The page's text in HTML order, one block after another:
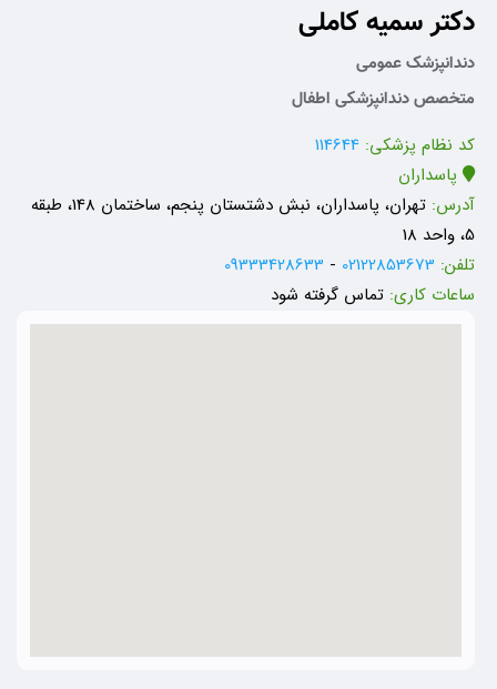
دکتر سمیه کاملی
دندانپزشک عمومی
متخصص دندانپزشکی اطفال
کد نظام پزشکی: 114644
پاسداران
آدرس:
تهران، پاسداران، نبش دشتستان پنجم، ساختمان 148، طبقه
5، واحد 18
تلفن: 02122853673
-
09333428633
ساعات کاری: تماس گرفته شود